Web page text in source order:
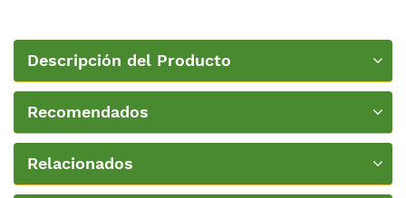
Descripción del Producto
Recomendados
Relacionados